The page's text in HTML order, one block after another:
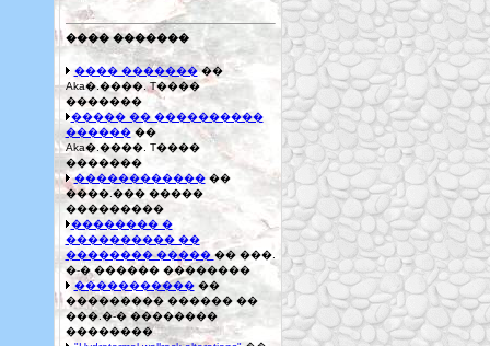
���� �������
���� ���������
Aka�.����. T����
�������
����� �� ����������
��������
Aka�.����. T����
�������
��������������
����.��� �����
���������
�������� �
���������� ��
�������� ������� ���.
�-� ������ ��������
�������������
��������� ������ ��
���.�-� ��������
��������